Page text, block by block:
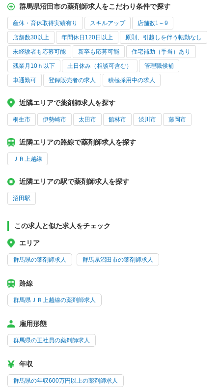
群馬県沼田市の薬剤師求人をこだわり条件で探す
産休・育休取得実績有り スキルアップ 店舗数1～9
店舗数30以上 年間休日120日以上 原則、引越しを伴う転勤なし
未経験者も応募可能 新卒も応募可能 住宅補助（手当）あり
残業月10ｈ以下 土日休み（相談可含む） 管理職候補
車通勤可 登録販売者の求人 積極採用中の求人
近隣エリアで薬剤師求人を探す
桐生市 伊勢崎市 太田市 館林市 渋川市 藤岡市
近隣エリアの路線で薬剤師求人を探す
ＪＲ上越線
近隣エリアの駅で薬剤師求人を探す
沼田駅
この求人と似た求人をチェック
エリア
群馬県の薬剤師求人 群馬県沼田市の薬剤師求人
路線
群馬県ＪＲ上越線の薬剤師求人
雇用形態
群馬県の正社員の薬剤師求人
年収
群馬県の年収600万円以上の薬剤師求人